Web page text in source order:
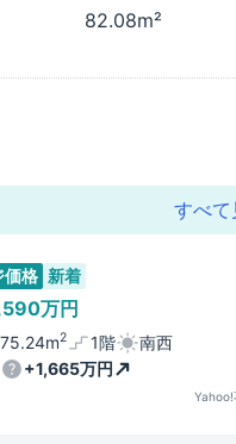
82.08m²
すべて
価格 新着
万円
75.24m2 1階
南西
+1,665万円
Yahoo!